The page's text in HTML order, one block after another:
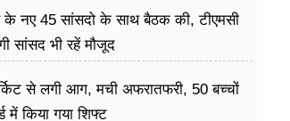
के नए 45 सांसदो के साथ बैठक की, टीएमसी
सांसद भी रहें मौजूद
से लगी आग, मची अफरातफरी, 50 बच्चों
में किया गया शिफ्ट